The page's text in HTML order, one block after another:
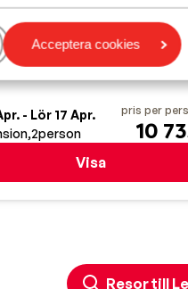
Acceptera cookies
Alpes Les Deux Alpes
avdelning
i pisten
hotell
- Lör 17 Apr.
2person
pris per
10
Visa
Resor till